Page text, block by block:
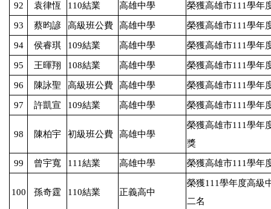
92 袁律恆 110結業 高雄中學 榮獲高雄市111學年
93 蔡昀諺 高級班公費 高雄中學 榮獲高雄市111學年
94 侯睿琪 109結業 高雄中學 榮獲高雄市111學年
95 王暉翔 108結業 高雄中學 榮獲高雄市111學年
96 陳詠聖 高級班公費 高雄中學 榮獲高雄市111學年
97 許凱宣 109結業 高雄中學 榮獲高雄市111學年
98 陳柏宇 初級班公費 高雄中學
榮獲高雄市111學年
獎
99 曾宇寬 111結業 高雄中學 榮獲高雄市111學年
100 孫奇霆 110結業 正義高中
榮獲111學年度高級
二名